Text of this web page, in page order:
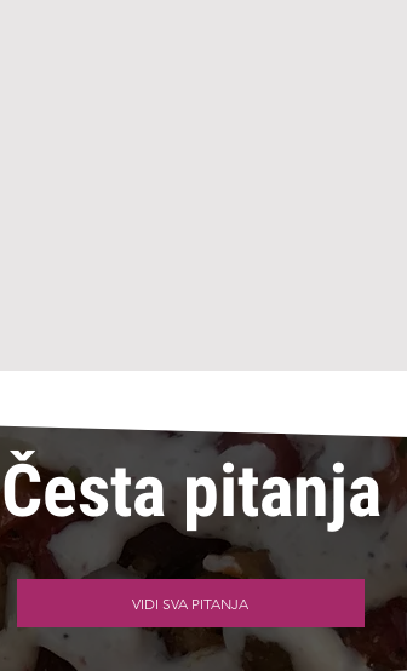
Česta pitanja
VIDI SVA PITANJA